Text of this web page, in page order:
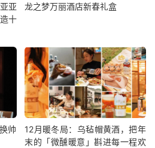
亚
十
龙之梦万丽酒店新春礼盒
帅
12月暖冬局：乌毡帽黄酒，把年
末的「微醺暖意」斟进每一程欢